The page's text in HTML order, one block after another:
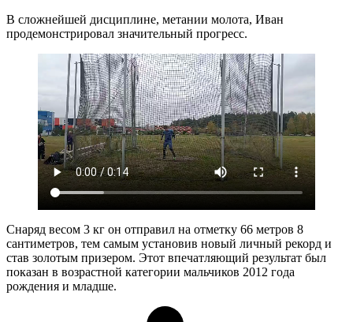
В сложнейшей дисциплине, метании молота, Иван
продемонстрировал значительный прогресс.
Снаряд весом 3 кг он отправил на отметку 66 метров 8
сантиметров, тем самым установив новый личный рекорд и
став золотым призером. Этот впечатляющий результат был
показан в возрастной категории мальчиков 2012 года
рождения и младше.